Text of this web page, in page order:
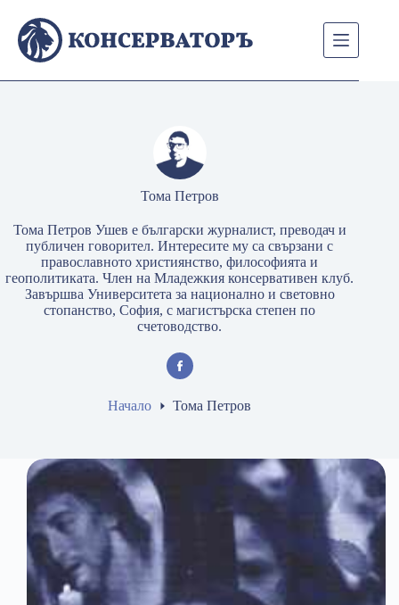
content
Тома Петров
Тома Петров Ушев е български журналист, преводач и
публичен говорител. Интересите му са свързани с
православното християнство, философията и
геополитиката. Член на Младежкия консервативен клуб.
Завършва Университета за национално и световно
стопанство, София, с магистърска степен по
счетоводство.
Начало Тома Петров